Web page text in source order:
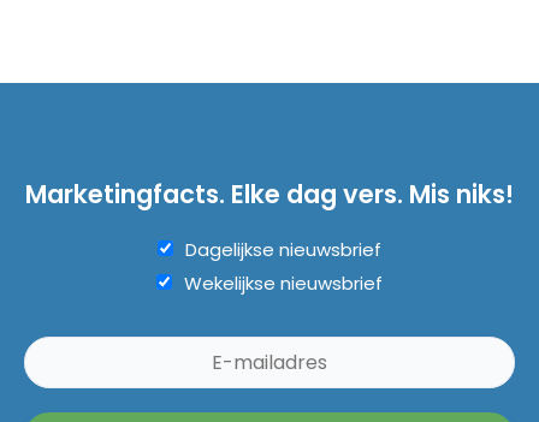
Marketingfacts. Elke dag vers. Mis niks!
Dagelijkse nieuwsbrief
Wekelijkse nieuwsbrief